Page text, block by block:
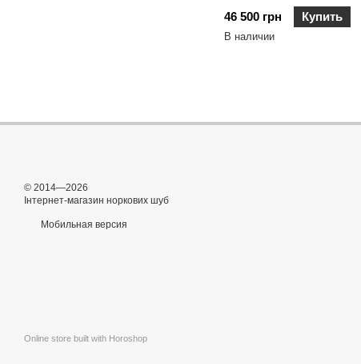
46 500 грн
Купить
В наличии
© 2014—2026
Інтернет-магазин норкових шуб
Мобильная версия
Online store built with Horoshop